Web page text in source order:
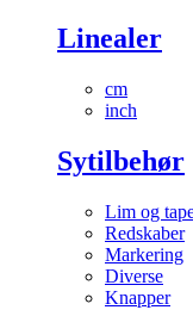
Linealer
cm
inch
Sytilbehør
Lim og
Redskaber
Markering
Diverse
Knapper